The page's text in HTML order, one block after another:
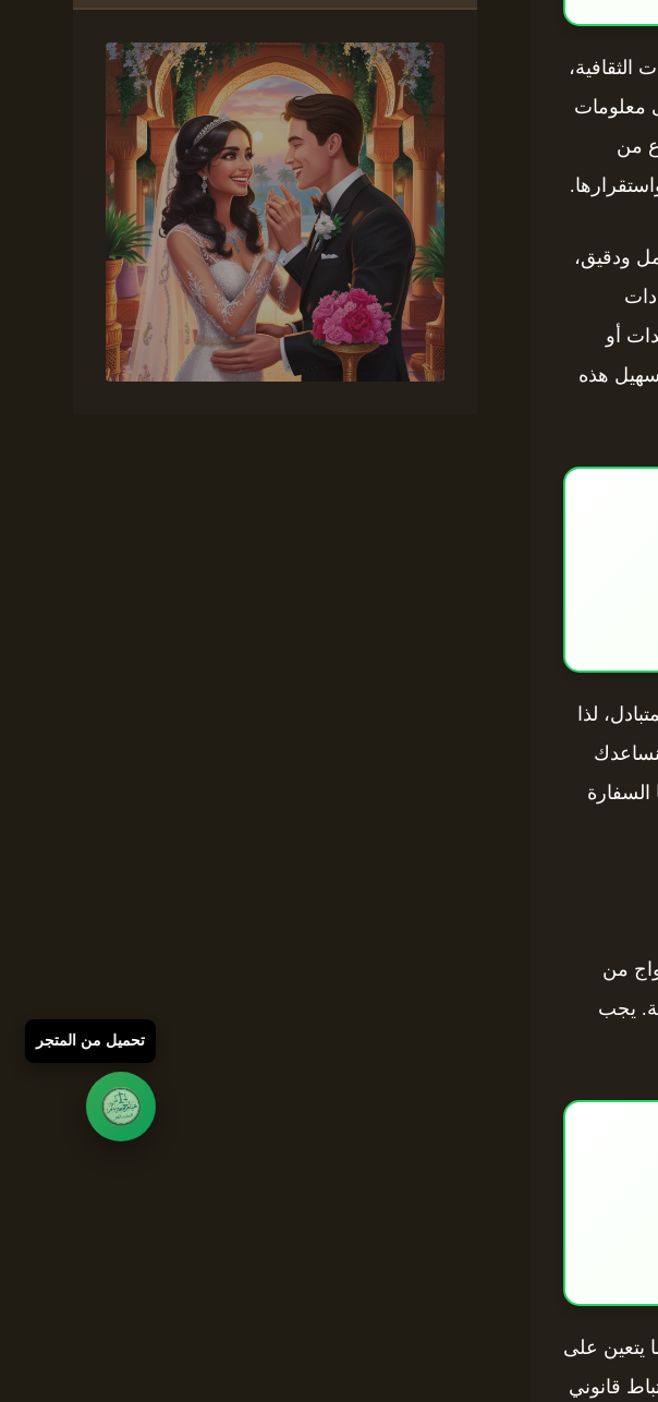
الثقافية،
معلومات
من
ودقيق،
أو
هذه
لذا
من
يجب
يتعين على
قانوني
تحميل من المتجر